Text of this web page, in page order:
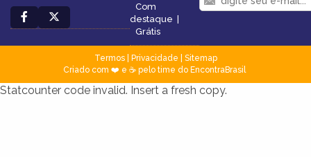
Com
destaque
Grátis
Termos| Privacidade
Sitemap
Criado com ❤️ e ☕ pelo time do EncontraBrasil
Statcounter code invalid. Insert a fresh copy.